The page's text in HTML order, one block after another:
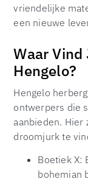
vriendelijke
een nieuwe
Waar
Hengelo?
Hengelo
ontwerpers die
aanbieden. Hier
droomjurk te
Boetiek X:
bohemian